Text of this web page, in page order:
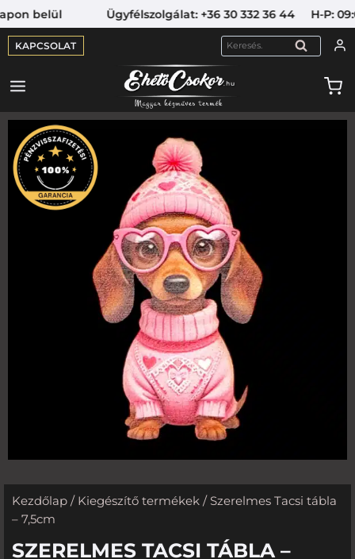
Ügyfélszolgálat: +36 30 332 36 44 H-P:
KAPCSOLAT KERESÉS
Kezdőlap / Kiegészítő termékek / Szerelmes Tacsi tábla
– 7,5cm
SZERELMES TACSI TÁBLA –